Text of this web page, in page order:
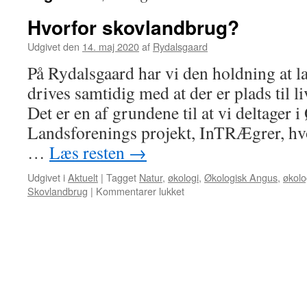
Hvorfor skovlandbrug?
Udgivet den 14. maj 2020af Rydalsgaard
På Rydalsgaard har vi den holdning at
drives samtidig med at der er plads til
Det er en af grundene til at vi deltager
Landsforenings projekt, InTRÆgrer,
… Læs resten →
Udgivet iAktuelt | Tagget Natur, økologi, Økologisk Angus,
Skovlandbrug | Kommentarer lukket